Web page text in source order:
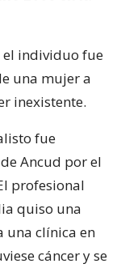
el individuo fue
una mujer a
inexistente.
fue
Ancud por el
profesional
quiso una
una clínica en
cáncer y se